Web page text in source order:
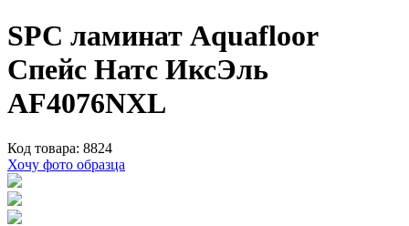
SPC ламинат Aquafloor
Спейс Натс ИксЭль
AF4076NXL
Код товара: 8824
Хочу фото образца